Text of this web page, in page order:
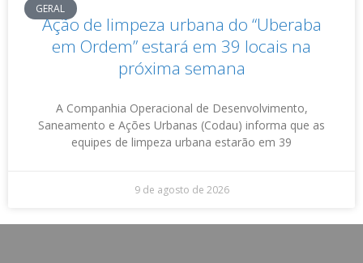
GERAL
Ação de limpeza urbana do “Uberaba
em Ordem” estará em 39 locais na
próxima semana
A Companhia Operacional de Desenvolvimento,
Saneamento e Ações Urbanas (Codau) informa que as
equipes de limpeza urbana estarão em 39
9 de agosto de 2026